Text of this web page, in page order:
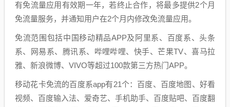
有免流量应用有效期一年，若终止合作，将最多提供2个月
免流量服务，并通知用户在2个月内修改免流量应用。
免流范围包括中国移动精品APP及阿里系、百度系、头条
系、网易系、腾讯系、哔哩哔哩、快手、芒果TV、喜马拉
雅、新浪微博、VIVO等超过100款第三方热门APP。
移动花卡免流的百度系app有21个：百度、百度地图、好看
视频、百度输入法、爱奇艺、手机助手、百度贴吧、百度翻